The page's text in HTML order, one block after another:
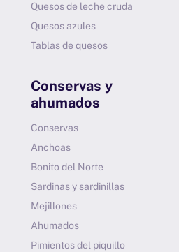
Quesos de leche cruda
Quesos azules
Tablas de quesos
Conservas y
ahumados
Conservas
Anchoas
Bonito del Norte
Sardinas y sardinillas
Mejillones
Ahumados
Pimientos del piquillo